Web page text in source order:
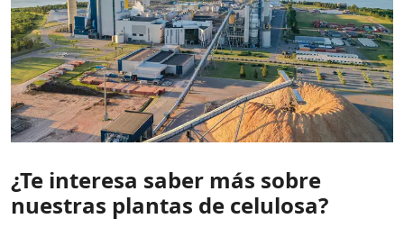
¿Te interesa saber más sobre
nuestras plantas de celulosa?